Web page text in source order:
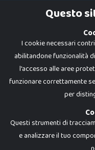
Cookie Policy
Dadi e Mattoncini è un brand
Questo
I cookie necessari
abilitandone funzionalità
l'accesso alle aree
funzionare correttamente
per
Questi strumenti di
e analizzare il tuo